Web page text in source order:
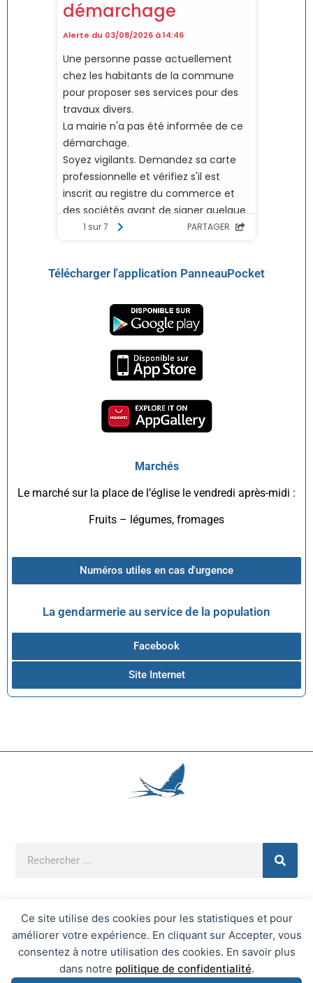
Ce site utilise des cookies pour les statistiques et pour
améliorer votre expérience. En cliquant sur Accepter, vous
consentez à notre utilisation des cookies. En savoir plus
dans notre politique de confidentialité.
Télécharger l'application PanneauPocket
Marchés
Le marché sur la place de l’église le vendredi après-midi :
Fruits – légumes, fromages
Numéros utiles en cas d'urgence
La gendarmerie au service de la population
Facebook
Site Internet
Mentions Légales
Mairie d'Écrainville © 2026 Tous Droits Réservés